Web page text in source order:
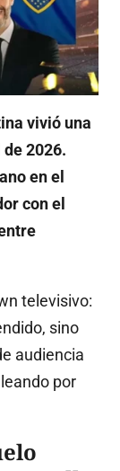
vivió una
2026.
en el
con el
televisivo:
sino
audiencia
por